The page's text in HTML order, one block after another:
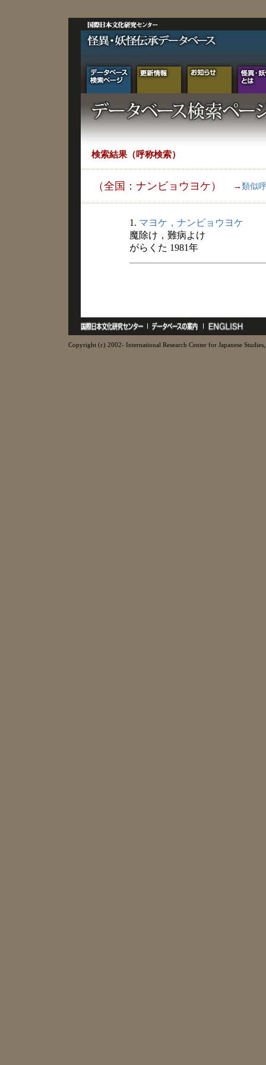
検索結果（呼称検索）
（全国：ナンビョウヨケ） → 類似
1. マヨケ，ナンビョウヨケ
魔除け，難病よけ
がらくた 1981年
Copyright (c) 2002- International Research Center for Japanese